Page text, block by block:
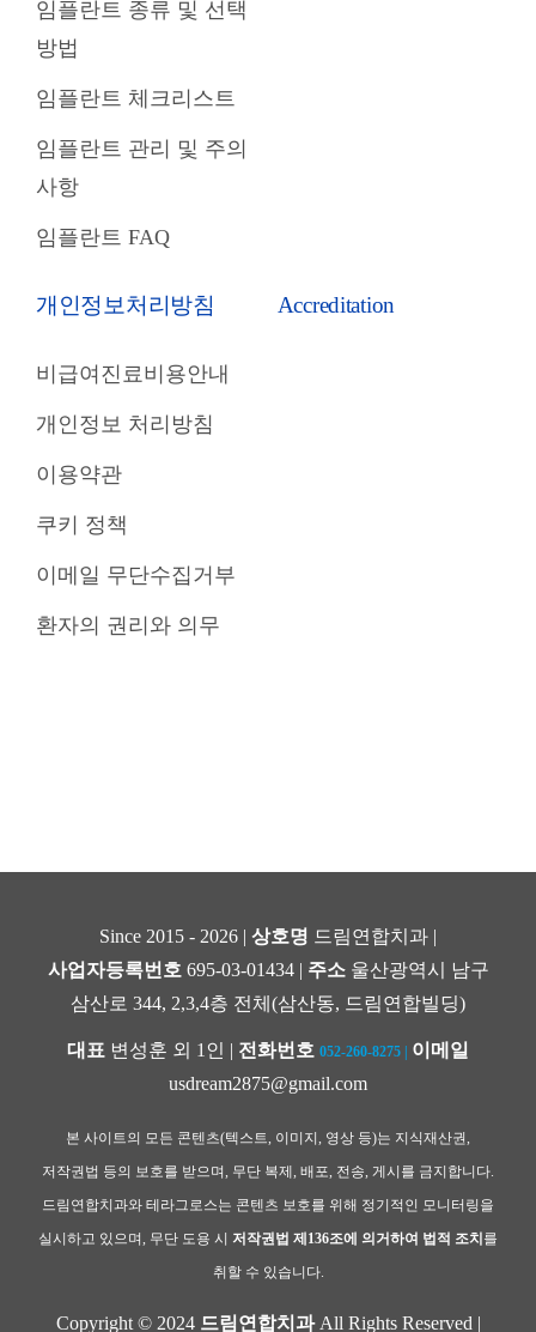
임플란트 종류 및 선택
방법
임플란트 체크리스트
임플란트 관리 및 주의
사항
임플란트 FAQ
개인정보처리방침
비급여진료비용안내
개인정보 처리방침
이용약관
쿠키 정책
이메일 무단수집거부
환자의 권리와 의무
Accreditation
Since 2015 - 2026 | 상호명 드림연합치과 |
사업자등록번호 695-03-01434 | 주소울산광역시 남구
삼산로 344, 2,3,4층 전체(삼산동, 드림연합빌딩)
대표 변성훈 외 1인 | 전화번호 052-260-8275
이메일
usdream2875@gmail.com
본 사이트의 모든 콘텐츠(텍스트, 이미지, 영상 등)는 지식재산권,
저작권법 등의 보호를 받으며, 무단 복제, 배포, 전송, 게시를 금지합니다.
드림연합치과와 테라그로스는 콘텐츠 보호를 위해 정기적인 모니터링을
실시하고 있으며, 무단 도용 시 저작권법 제136조에 의거하여 법적 조치 를
취할 수 있습니다.
Copyright © 2024 드림연합치과All Rights Reserved |